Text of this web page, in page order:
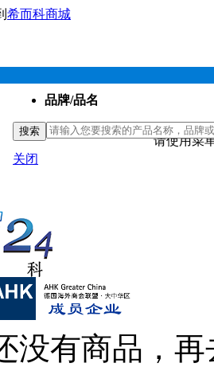
希而科商城
请使用菜
没有商品，
品牌/品名
搜索
关闭